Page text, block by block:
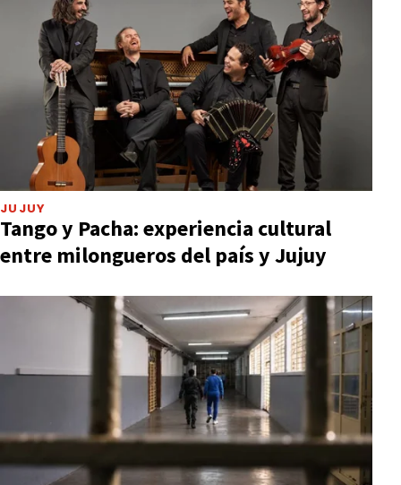
JUJUY
Tango y Pacha: experiencia cultural
entre milongueros del país y Jujuy